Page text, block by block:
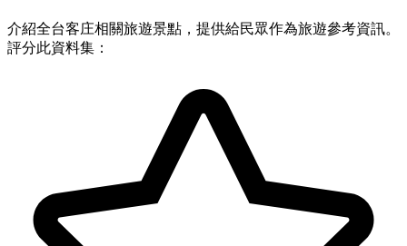
介紹全台客庄相關旅遊景點，提供給民眾作為旅遊參考資訊。
評分此資料集：